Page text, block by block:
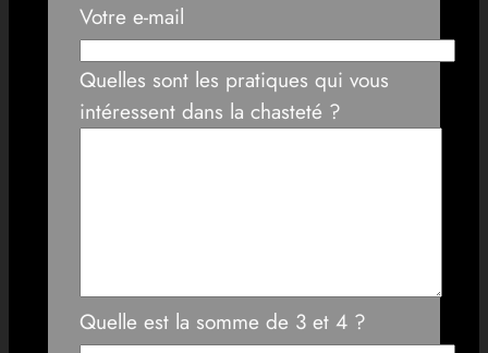
Votre e-mail
Quelles sont les pratiques qui vous
intéressent dans la chasteté ?
Quelle est la somme de 3 et 4 ?